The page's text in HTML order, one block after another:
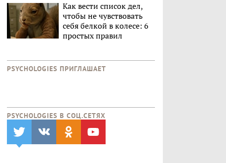
Как вести список дел,
чтобы не чувствовать
себя белкой в колесе: 6
простых правил
PSYCHOLOGIES ПРИГЛАШАЕТ
PSYCHOLOGIES В CОЦ.СЕТЯХ